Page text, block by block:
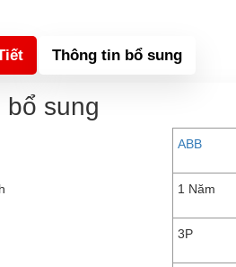
Thông tin bổ sung
bổ sung
ABB
1 Năm
3P